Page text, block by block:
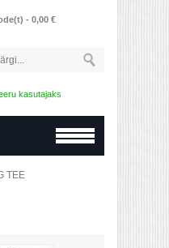
- 0,00 €
kasutajaks
TEE